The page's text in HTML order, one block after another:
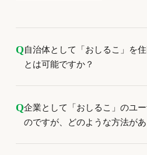
Q自治体として「おしるこ」を
とは可能ですか？
Q企業として「おしるこ」のユ
のですが、どのような方法が